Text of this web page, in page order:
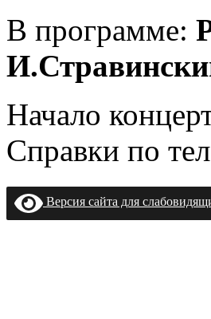
В программе:
Начало
Справки по
Версия сайта для